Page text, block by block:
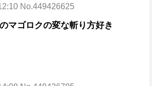
No.449426625
マゴロクの変な斬り方好き